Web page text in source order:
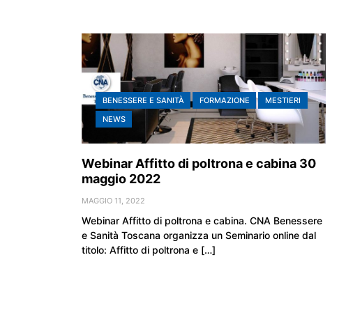
BENESSERE E SANITÀ FORMAZIONE
MESTIERI
NEWS
Webinar Affitto di poltrona e cabina 30
maggio 2022
MAGGIO 11, 2022
Webinar Affitto di poltrona e cabina. CNA Benessere
e Sanità Toscana organizza un Seminario online dal
titolo: Affitto di poltrona e […]